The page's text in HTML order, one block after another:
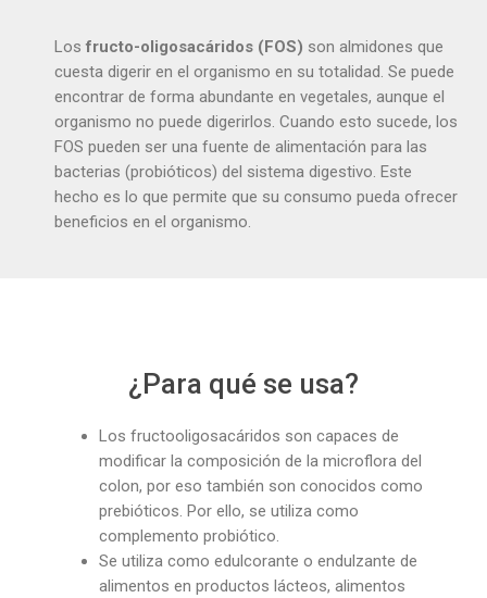
Los fructo-oligosacáridos (FOS) son almidones que
cuesta digerir en el organismo en su totalidad. Se puede
encontrar de forma abundante en vegetales, aunque el
organismo no puede digerirlos. Cuando esto sucede, los
FOS pueden ser una fuente de alimentación para las
bacterias (probióticos) del sistema digestivo. Este
hecho es lo que permite que su consumo pueda ofrecer
beneficios en el organismo.
¿Para qué se usa?
Los fructooligosacáridos son capaces de
modificar la composición de la microflora del
colon, por eso también son conocidos como
prebióticos. Por ello, se utiliza como
complemento probiótico.
Se utiliza como edulcorante o endulzante de
alimentos en productos lácteos, alimentos